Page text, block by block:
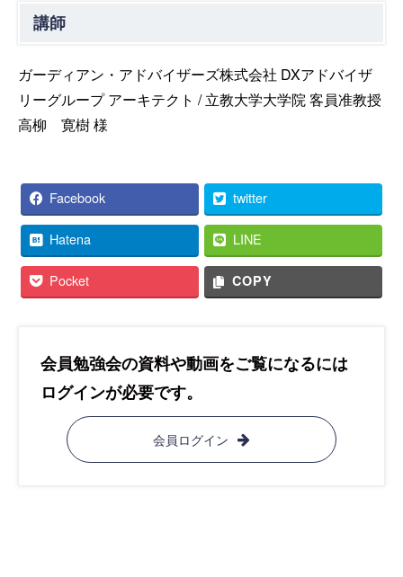
講師
ガーディアン・アドバイザーズ株式会社 DXアドバイザ
リーグループ アーキテクト / 立教大学大学院 客員准教授
高柳 寛樹 様
Facebook twitter
Hatena LINE
Pocket COPY
会員勉強会の資料や動画をご覧になるには
ログインが必要です。
会員ログイン